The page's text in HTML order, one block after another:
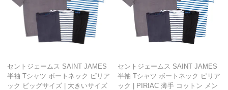
セントジェームス SAINT JAMES
半袖 Tシャツ ボートネック ピリア
ック ビッグサイズ | 大きいサイズ
セントジェームス SAINT JAMES
半袖 Tシャツ ボートネック ピリア
ック | PIRIAC 薄手 コットン メン